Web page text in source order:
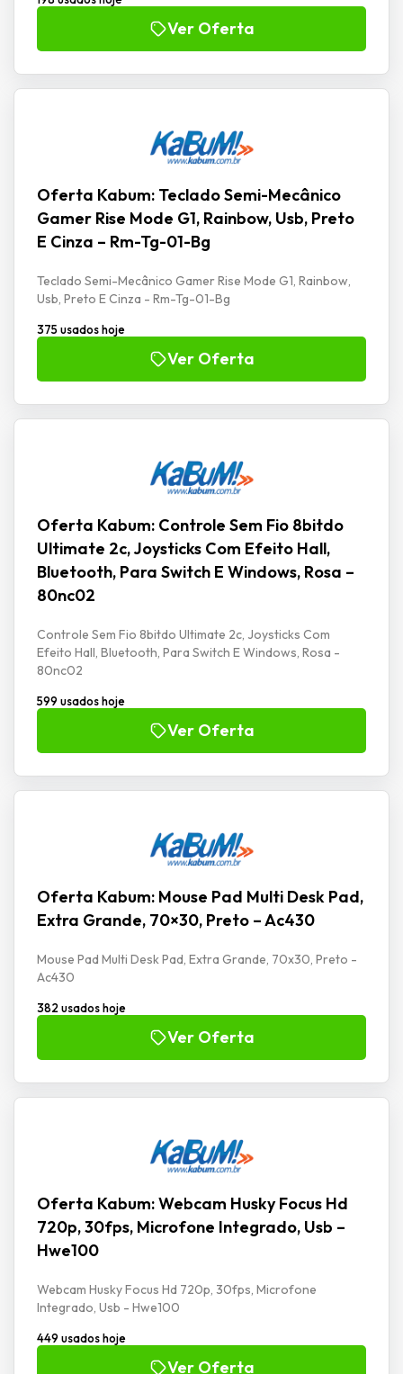
Ver Oferta
Oferta Kabum: Teclado Semi-Mecânico
Gamer Rise Mode G1, Rainbow, Usb, Preto
E Cinza – Rm-Tg-01-Bg
Teclado Semi-Mecânico Gamer Rise Mode G1, Rainbow,
Usb, Preto E Cinza - Rm-Tg-01-Bg
375 usados hoje
Ver Oferta
Oferta Kabum: Controle Sem Fio 8bitdo
Ultimate 2c, Joysticks Com Efeito Hall,
Bluetooth, Para Switch E Windows, Rosa –
80nc02
Controle Sem Fio 8bitdo Ultimate 2c, Joysticks Com
Efeito Hall, Bluetooth, Para Switch E Windows, Rosa -
80nc02
599 usados hoje
Ver Oferta
Oferta Kabum: Mouse Pad Multi Desk Pad,
Extra Grande, 70×30, Preto – Ac430
Mouse Pad Multi Desk Pad, Extra Grande, 70x30, Preto -
Ac430
382 usados hoje
Ver Oferta
Oferta Kabum: Webcam Husky Focus Hd
720p, 30fps, Microfone Integrado, Usb –
Hwe100
Webcam Husky Focus Hd 720p, 30fps, Microfone
Integrado, Usb - Hwe100
449 usados hoje
Ver Oferta